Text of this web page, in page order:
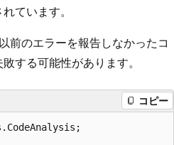
ています。
前のエラーを報告しなかったコ
する可能性があります。
コピー